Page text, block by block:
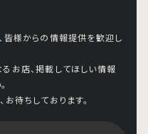
皆様からの情報提供を歓迎し
お店、掲載してほしい情報
待ちしております。